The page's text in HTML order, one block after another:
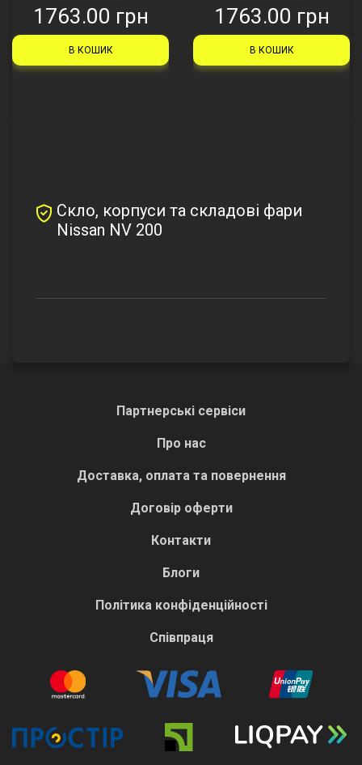
1763.00 грн
В КОШИК
1763.00 грн
В КОШИК
Скло, корпуси та складові фари
Nissan NV 200
Партнерські сервіси
Про нас
Доставка, оплата та повернення
Договір оферти
Контакти
Блоги
Політика конфіденційності
Співпраця